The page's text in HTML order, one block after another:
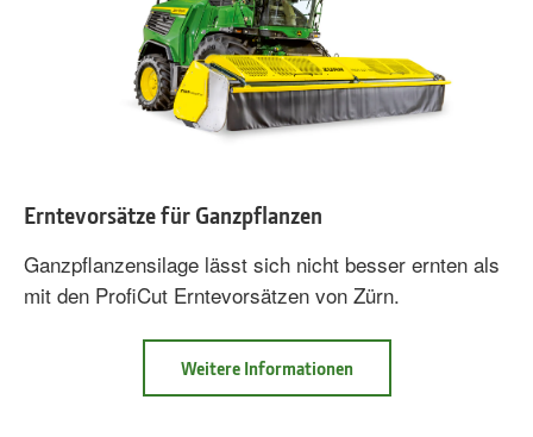
Erntevorsätze für Ganzpflanzen
Ganzpflanzensilage lässt sich nicht besser ernten als
mit den ProfiCut Erntevorsätzen von Zürn.
Weitere Informationen